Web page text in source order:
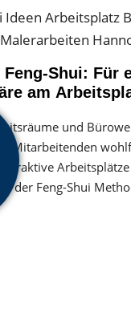
Shui: Für
am
und
Mitarbeitenden
der Feng-Shui